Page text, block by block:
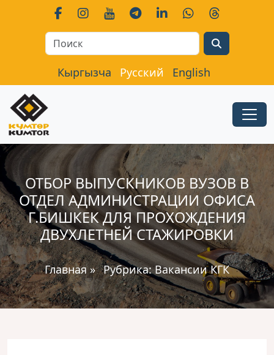
Кыргызча Русский English
ОТБОР ВЫПУСКНИКОВ ВУЗОВ В
ОТДЕЛ АДМИНИСТРАЦИИ ОФИСА
Г.БИШКЕК ДЛЯ ПРОХОЖДЕНИЯ
ДВУХЛЕТНЕЙ СТАЖИРОВКИ
Главная» Рубрика:Вакансии КГК